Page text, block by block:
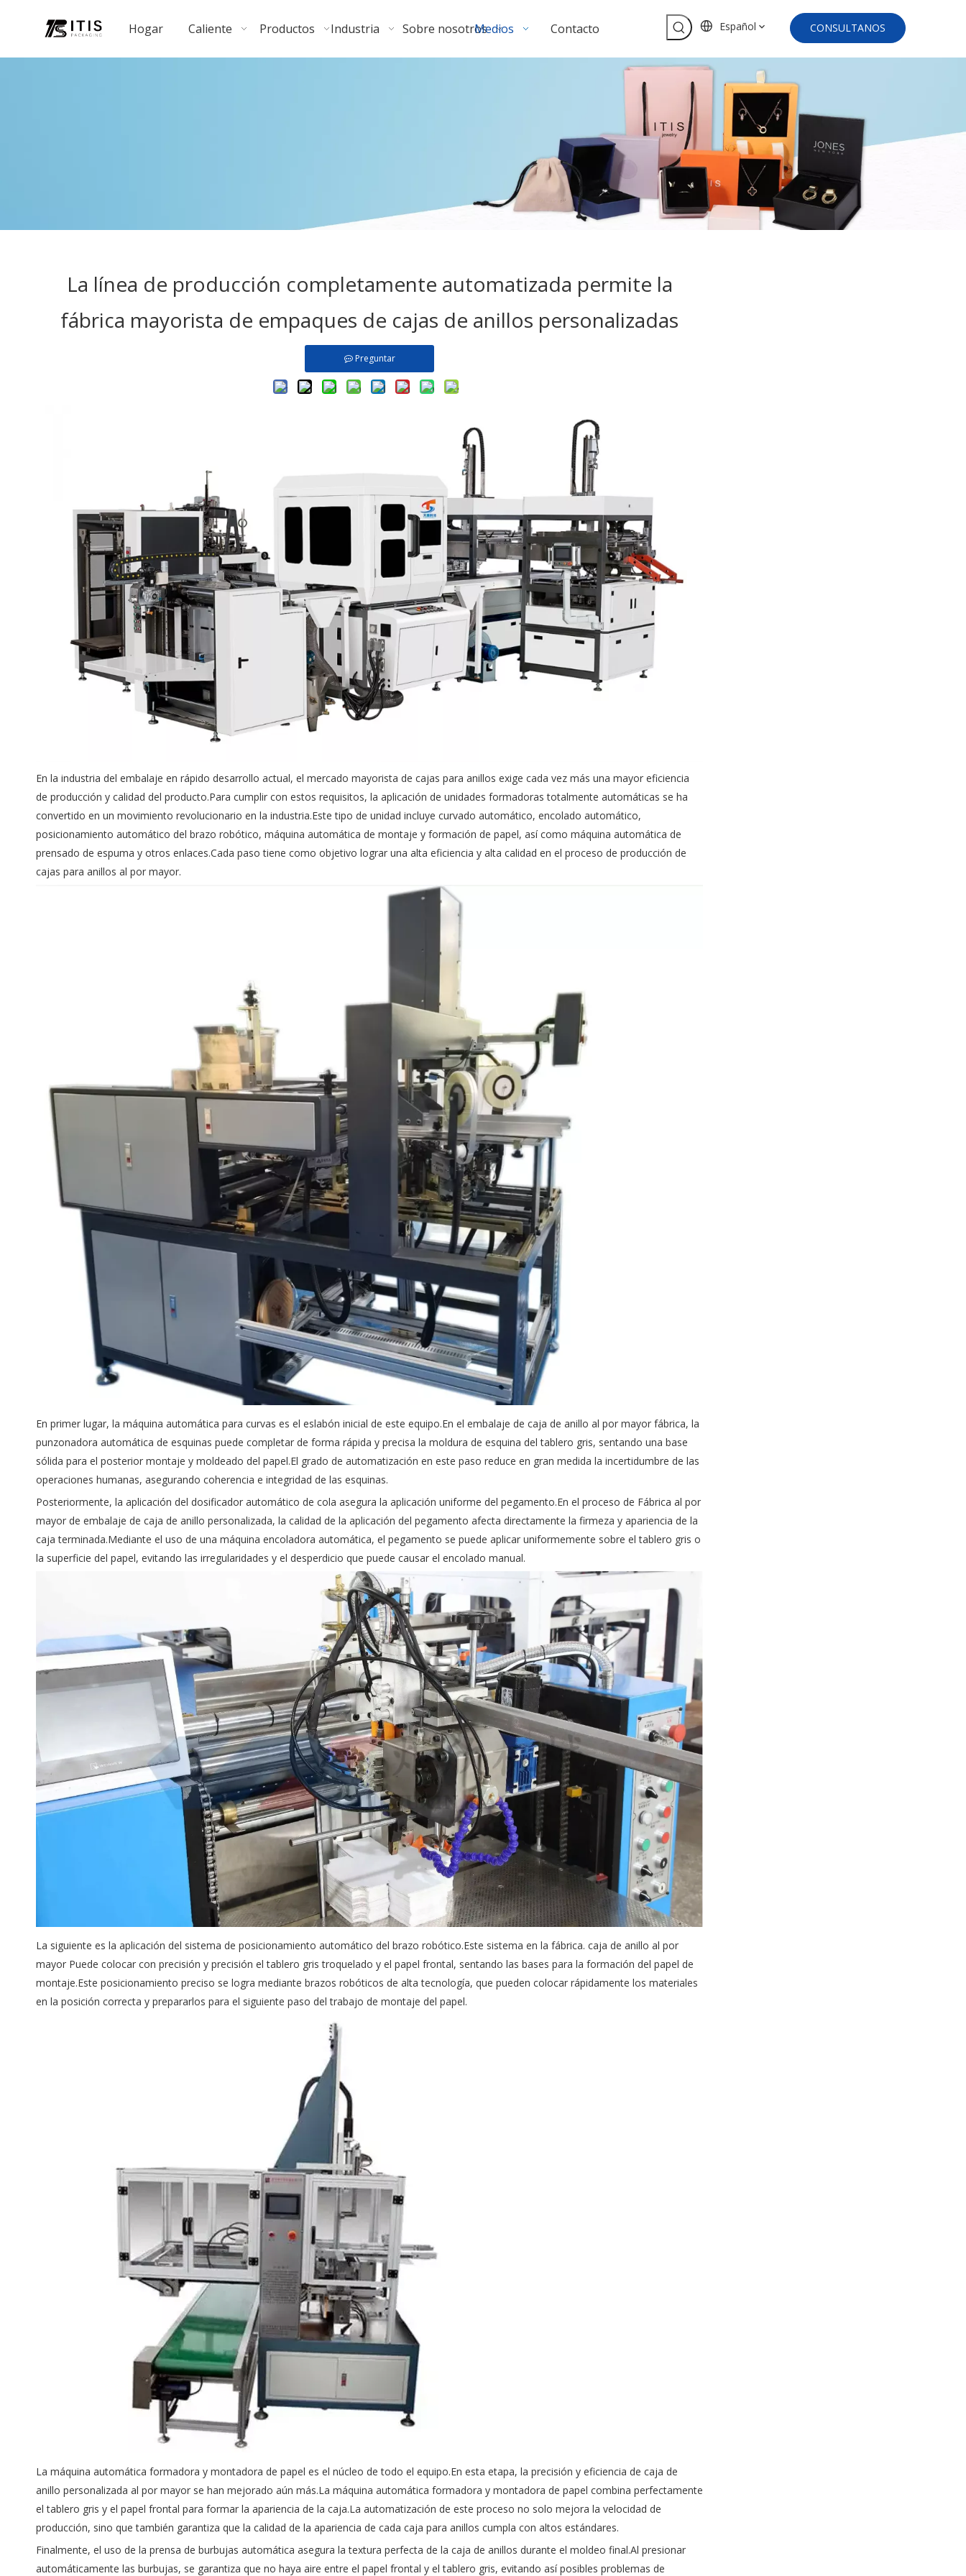
Hogar Caliente Productos Industria Sobre nosotrosMedios Contacto Español CONSULTANOS
La línea de producción completamente automatizada permite la
fábrica mayorista de empaques de cajas de anillos personalizadas
Preguntar
En la industria del embalaje en rápido desarrollo actual, el mercado mayorista de cajas para anillos exige cada vez más una mayor eficiencia
de producción y calidad del producto.Para cumplir con estos requisitos, la aplicación de unidades formadoras totalmente automáticas se ha
convertido en un movimiento revolucionario en la industria.Este tipo de unidad incluye curvado automático, encolado automático,
posicionamiento automático del brazo robótico, máquina automática de montaje y formación de papel, así como máquina automática de
prensado de espuma y otros enlaces.Cada paso tiene como objetivo lograr una alta eficiencia y alta calidad en el proceso de producción de
cajas para anillos al por mayor.
En primer lugar, la máquina automática para curvas es el eslabón inicial de este equipo.En el embalaje de caja de anillo al por mayor fábrica, la
punzonadora automática de esquinas puede completar de forma rápida y precisa la moldura de esquina del tablero gris, sentando una base
sólida para el posterior montaje y moldeado del papel.El grado de automatización en este paso reduce en gran medida la incertidumbre de las
operaciones humanas, asegurando coherencia e integridad de las esquinas.
Posteriormente, la aplicación del dosificador automático de cola asegura la aplicación uniforme del pegamento.En el proceso de Fábrica al por
mayor de embalaje de caja de anillo personalizada, la calidad de la aplicación del pegamento afecta directamente la firmeza y apariencia de la
caja terminada.Mediante el uso de una máquina encoladora automática, el pegamento se puede aplicar uniformemente sobre el tablero gris o
la superficie del papel, evitando las irregularidades y el desperdicio que puede causar el encolado manual.
La siguiente es la aplicación del sistema de posicionamiento automático del brazo robótico.Este sistema en la fábrica. caja de anillo al por
mayor Puede colocar con precisión y precisión el tablero gris troquelado y el papel frontal, sentando las bases para la formación del papel de
montaje.Este posicionamiento preciso se logra mediante brazos robóticos de alta tecnología, que pueden colocar rápidamente los materiales
en la posición correcta y prepararlos para el siguiente paso del trabajo de montaje del papel.
La máquina automática formadora y montadora de papel es el núcleo de todo el equipo.En esta etapa, la precisión y eficiencia de caja de
anillo personalizada al por mayor se han mejorado aún más.La máquina automática formadora y montadora de papel combina perfectamente
el tablero gris y el papel frontal para formar la apariencia de la caja.La automatización de este proceso no solo mejora la velocidad de
producción, sino que también garantiza que la calidad de la apariencia de cada caja para anillos cumpla con altos estándares.
Finalmente, el uso de la prensa de burbujas automática asegura la textura perfecta de la caja de anillos durante el moldeo final.Al presionar
automáticamente las burbujas, se garantiza que no haya aire entre el papel frontal y el tablero gris, evitando así posibles problemas de